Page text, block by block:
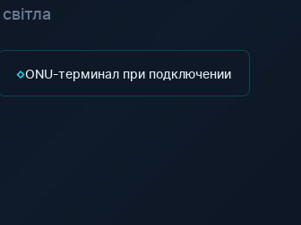
◇ONU-терминал при подключении